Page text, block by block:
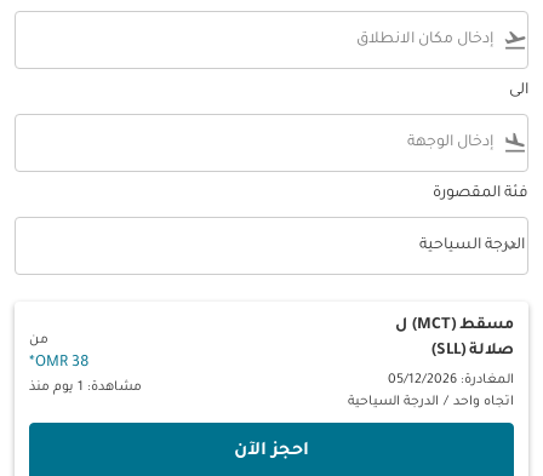
flight_takeoff
الى
flight_land
فئة المقصورة
فئة المقصورة option الدرجة السياحية Selected
الدرجة السياحية
keyboard_arrow_down
مسقط (MCT)
ل
صلالة (SLL)
المغادرة: 05/12/2026
اتجاه واحد / الدرجة السياحية
من
38 OMR
*
مشاهدة: 1 يوم منذ
‫احجز الآن‬